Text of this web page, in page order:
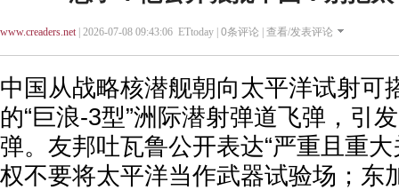
www.creaders.net| 2026-07-08 09:43:06 ETtoday | 0条评论 | 查看/发表评论
中国从战略核潜舰朝向太平洋试射可
的“巨浪-3型”洲际潜射弹道飞弹，引
弹。友邦吐瓦鲁公开表达“严重且重
权不要将太平洋当作武器试验场；东